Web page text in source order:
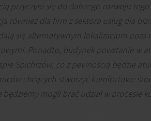
przyczyni się do dalszego rozwoju
również dla firm z sektora usług dla
się alternatywnym lokalizacjom poza
Ponadto, budynek powstanie w
Spichrzów, co z pewnością będzie
chcących stworzyć komfortowe
będziemy mogli brać udział w procesie